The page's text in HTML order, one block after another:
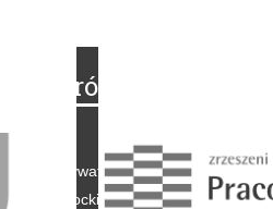
Na skróty
Polityka prywatności
Polityka coockies